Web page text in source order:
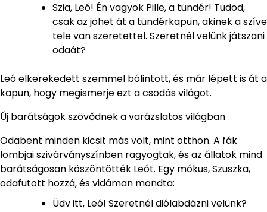
Szia, Leó! Én vagyok Pille, a tündér! Tudod,
csak az jöhet át a tündérkapun, akinek a szíve
tele van szeretettel. Szeretnél velünk játszani
odaát?
Leó elkerekedett szemmel bólintott, és már lépett is át a
kapun, hogy megismerje ezt a csodás világot.
Új barátságok szövődnek a varázslatos világban
Odabent minden kicsit más volt, mint otthon. A fák
lombjai szivárványszínben ragyogtak, és az állatok mind
barátságosan köszöntötték Leót. Egy mókus, Szuszka,
odafutott hozzá, és vidáman mondta:
Üdv itt, Leó! Szeretnél diólabdázni velünk?